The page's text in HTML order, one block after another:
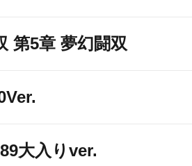
第5章 夢幻闘双
大入りver.